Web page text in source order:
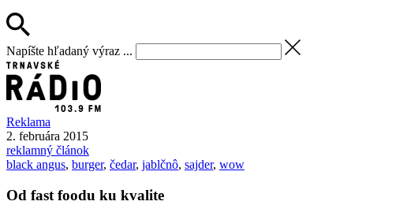
Napíšte hľadaný výraz ...
Reklama
2. februára 2015
reklamný článok
black angus, burger, čedar, jablčnô, sajder, wow
Od fast foodu ku kvalite